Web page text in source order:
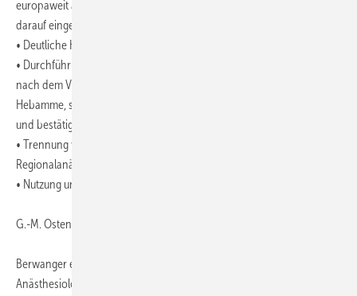
europaweit auf den Weg gebracht, die Hersteller haben sich bereits
darauf eingestellt)
• Deutliche Kennzeichnung von Spritzenleitungen und Kathetern
• Durchführung der Regionalanästhesie durch geschultes Personal
nach dem Vier-Augen-Prinzip (also beide, z. B. Arzt und Pflege oder
Hebamme, schauen auf die Beschriftung der angereichten Ampulle
und bestätigen den Inhalt)
• Trennung von vorbereiteten Medikamenten für Allgemein- bzw.
Regionalanästhesie
• Nutzung und Pflege von CIRS-Systemen zur Fehlerkommunikation
G.-M. Ostendorf, Wiesbaden
Berwanger et al.: Zwischenfälle bei Regionalanästhesien.
Anästhesiologie & Intensivmedizin 2016; 57:522-28